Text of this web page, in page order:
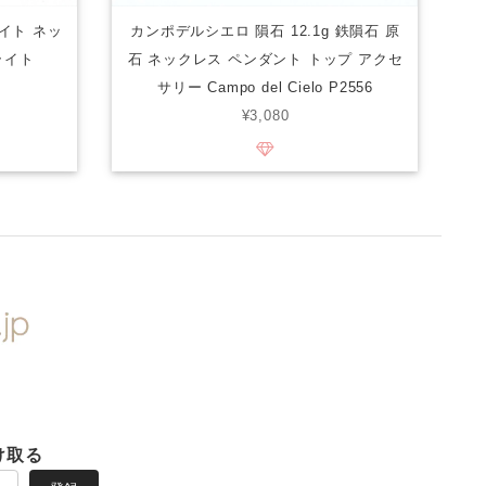
ト ネッ
ト
カンポデルシエロ 隕石 12.1g 鉄隕石 原
石 ネックレス ペンダント トップ アクセ
サリー Campo del Cielo P2556
¥3,080
取る